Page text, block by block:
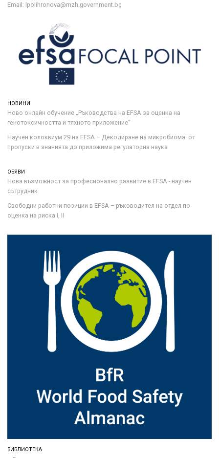
Email: lpolihronova@mzh.government.bg
НОВИНИ
Ново онлайн обучение „Ръководства на ЕFSA за оценка на
генотоксичността и тяхното приложение“
Научен колоквиум 29 на EFSA – Декодиране на микробиома: от
пропуски в знанията до приложима регулаторна наука
ОБЯВИ
Нова възможност за професионално развитие в EFSA - научен
сътрудник
Свободни работни позиции в EFSA – ръководител на отдел по
оценка на риска I, II
БИБЛИОТЕКА